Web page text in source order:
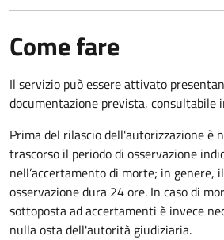
Come fare
Il servizio può essere attivato
documentazione prevista, consultabile
Prima del rilascio dell'autorizzazione è
trascorso il periodo di osservazione
nell’accertamento di morte; in genere,
osservazione dura 24 ore. In caso di
sottoposta ad accertamenti è invece
nulla osta dell'autorità giudiziaria.